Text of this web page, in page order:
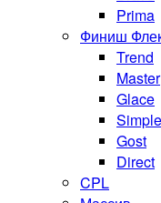
Prima
Финиш
Trend
Master
Glace
Simple
Gost
Direct
CPL